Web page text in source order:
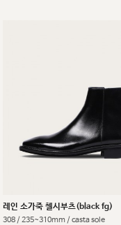
레인 소가죽 첼시부츠(black fg)
308 / 235~310mm / casta sole